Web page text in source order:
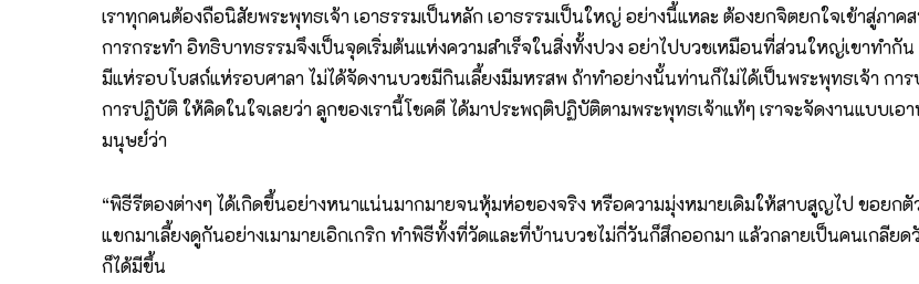
เราทุกคนต้องถือนิสัยพระพุทธเจ้า เอาธรรมเป็นหลัก เอาธรรมเป็นใหญ่ อย่างนี้แหละ ต้องยกจิตยกใจเข้าสู่ภ
การกระทำ อิทธิบาทธรรมจึงเป็นจุดเริ่มต้นแห่งความสำเร็จในสิ่งทั้งปวง อย่าไปบวชเหมือนที่ส่วนใหญ่เขาทำกั
มีแห่รอบโบสถ์แห่รอบศาลา ไม่ได้จัดงานบวชมีกินเลี้ยงมีมหรสพ ถ้าทำอย่างนั้นท่านก็ไม่ได้เป็นพระพุทธเจ้า กา
การปฏิบัติ ให้คิดในใจเลยว่า ลูกของเรานี้โชคดี ได้มาประพฤติปฏิบัติตามพระพุทธเจ้าแท้ๆ เราจะจัดงานแบบเ
มนุษย์ว่า
“พิธีรีตองต่างๆ ได้เกิดขึ้นอย่างหนาแน่นมากมายจนหุ้มห่อของจริง หรือความมุ่งหมายเดิมให้สาบสูญไป ขอยก
แขกมาเลี้ยงดูกันอย่างเมามายเอิกเกริก ทำพิธีทั้งที่วัดและที่บ้านบวชไม่กี่วันก็สึกออกมา แล้วกลายเป็นคนเกลีย
ก็ได้มีขึ้น